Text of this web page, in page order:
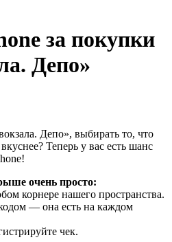
за покупки
Депо»
Депо», выбирать то, что
Теперь у вас есть шанс
очень просто:
корнере нашего пространства.
— она есть на каждом
чек.